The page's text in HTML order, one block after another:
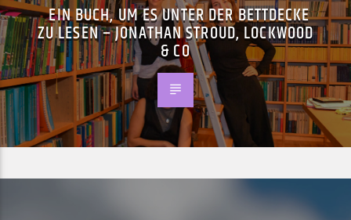
EIN BUCH, UM ES UNTER DER BETTDECKE
ZU LESEN – JONATHAN STROUD, LOCKWOOD
& CO